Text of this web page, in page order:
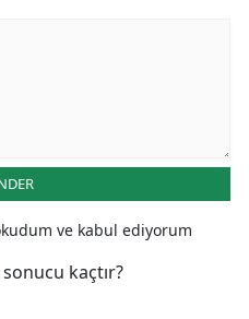
ve kabul ediyorum
kaçtır?